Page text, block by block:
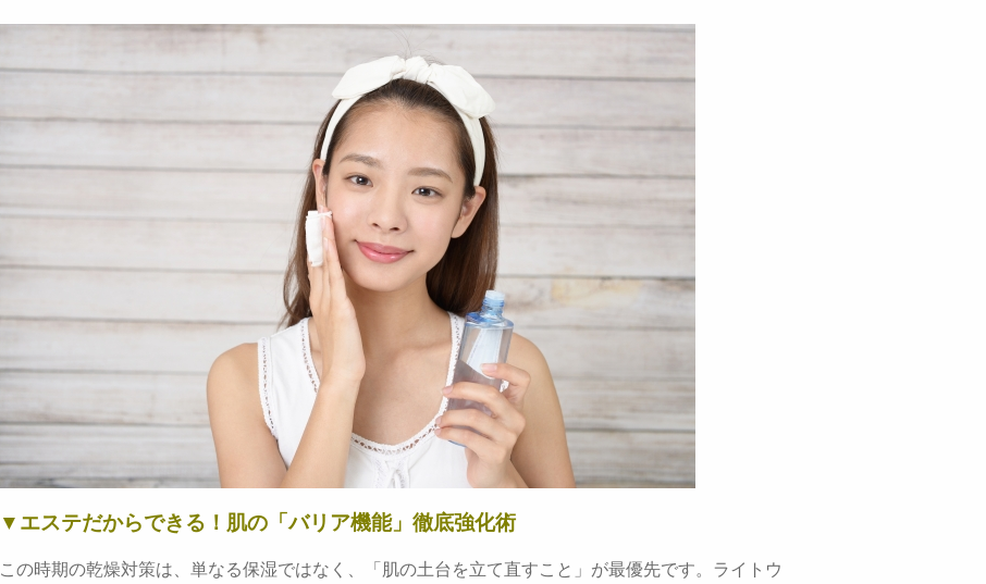
▼エステだからできる！肌の「バリア機能」徹底強化術
この時期の乾燥対策は、単なる保湿ではなく、「肌の土台を立て直すこと」が最優先です。ライトウ